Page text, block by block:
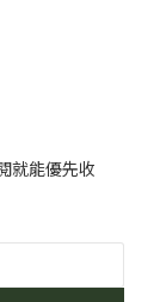
就能優先收